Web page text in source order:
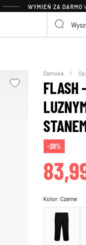
WYMIEŃ ZA DARMO
Damska
FLASH
-20%
Kolor:Czarne